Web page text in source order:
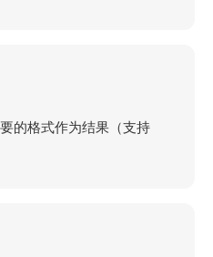
的格式作为结果（支持